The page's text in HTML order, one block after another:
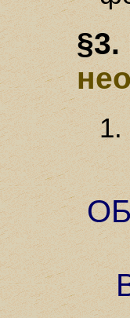
§3.
1.